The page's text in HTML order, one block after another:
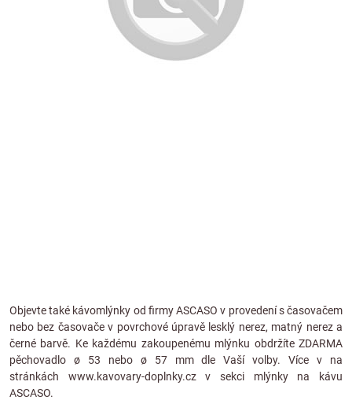
Objevte také kávomlýnky od firmyASCASO v provedení s časovačem
nebo bez časovače v povrchové úpravě lesklý nerez, matný nerez a
černé barvě. Ke každému zakoupenému mlýnku obdržíte ZDARMA
pěchovadlo ø 53 nebo ø 57 mm dle Vaší volby. Více v na
stránkách www.kavovary-doplnky.czv sekci mlýnky na kávu
ASCASO.